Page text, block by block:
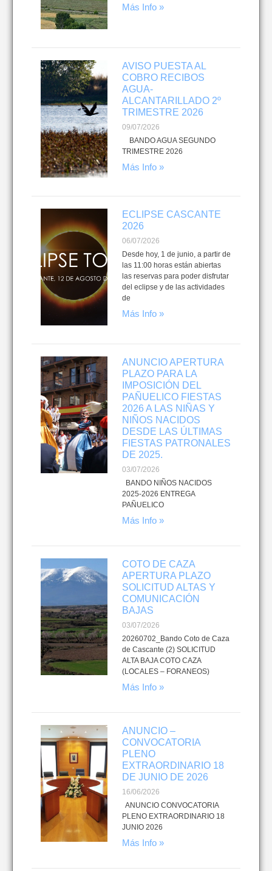
Más Info »
AVISO PUESTA AL
COBRO RECIBOS
AGUA-
ALCANTARILLADO 2º
TRIMESTRE 2026
09/07/2026
BANDO AGUA SEGUNDO
TRIMESTRE 2026
Más Info »
ECLIPSE CASCANTE
2026
06/07/2026
Desde hoy, 1 de junio, a partir de
las 11:00 horas están abiertas
las reservas para poder disfrutar
del eclipse y de las actividades
de
Más Info »
ANUNCIO APERTURA
PLAZO PARA LA
IMPOSICIÓN DEL
PAÑUELICO FIESTAS
2026 A LAS NIÑAS Y
NIÑOS NACIDOS
DESDE LAS ÚLTIMAS
FIESTAS PATRONALES
DE 2025.
03/07/2026
BANDO NIÑOS NACIDOS
2025-2026 ENTREGA
PAÑUELICO
Más Info »
COTO DE CAZA
APERTURA PLAZO
SOLICITUD ALTAS Y
COMUNICACIÓN
BAJAS
03/07/2026
20260702_Bando Coto de Caza
de Cascante (2) SOLICITUD
ALTA BAJA COTO CAZA
(LOCALES – FORANEOS)
Más Info »
ANUNCIO –
CONVOCATORIA
PLENO
EXTRAORDINARIO 18
DE JUNIO DE 2026
16/06/2026
ANUNCIO CONVOCATORIA
PLENO EXTRAORDINARIO 18
JUNIO 2026
Más Info »